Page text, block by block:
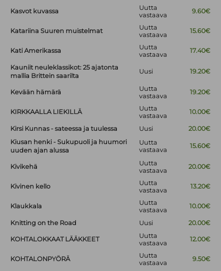
Kasvot kuvassa
Uutta
vastaava
9.60€
Katariina Suuren muistelmat
Uutta
vastaava
15.60€
Kati Amerikassa
Uutta
vastaava
17.40€
Kauniit neuleklassikot: 25 ajatonta
mallia Brittein saarilta
Uusi 19.20€
Kevään hämärä
Uutta
vastaava
19.20€
KIRKKAALLA LIEKILLÄ
Uutta
vastaava
10.00€
Kirsi Kunnas - sateessa ja tuulessa Uusi
20.00€
Kiusan henki - Sukupuoli ja huumori
uuden ajan alussa
Uutta
vastaava
15.60€
Kivikehä
Uutta
vastaava
20.00€
Kivinen kello
Uutta
vastaava
13.20€
Klaukkala
Uutta
vastaava
10.00€
Knitting on the Road Uusi 20.00€
KOHTALOKKAAT LÄÄKKEET
Uutta
vastaava
12.00€
KOHTALONPYÖRÄ
Uutta
vastaava
9.50€